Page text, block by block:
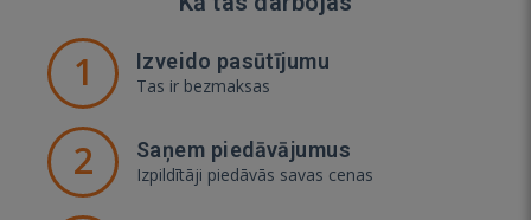
1 Izveido pasūtījumu
Tas ir bezmaksas
2 Saņem piedāvājumus
Izpildītāji piedāvās savas cenas